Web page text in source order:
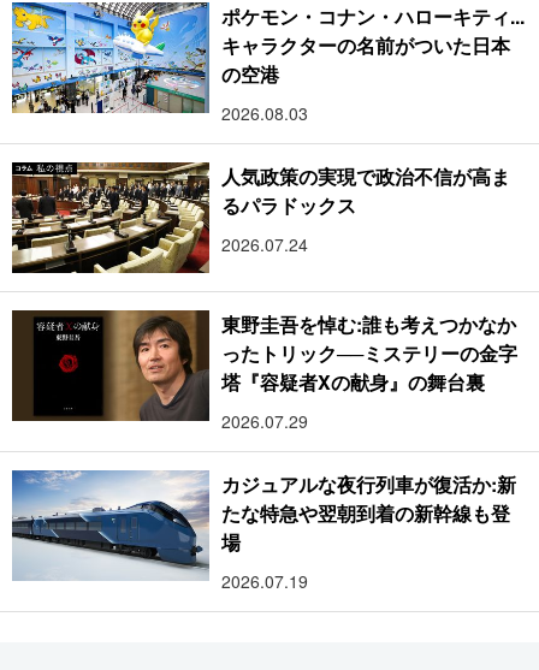
ポケモン・コナン・ハローキティ...
キャラクターの名前がついた日本
の空港
2026.08.03
人気政策の実現で政治不信が高ま
るパラドックス
2026.07.24
東野圭吾を悼む:誰も考えつかなか
ったトリック──ミステリーの金字
塔『容疑者Xの献身』の舞台裏
2026.07.29
カジュアルな夜行列車が復活か:新
たな特急や翌朝到着の新幹線も登
場
2026.07.19